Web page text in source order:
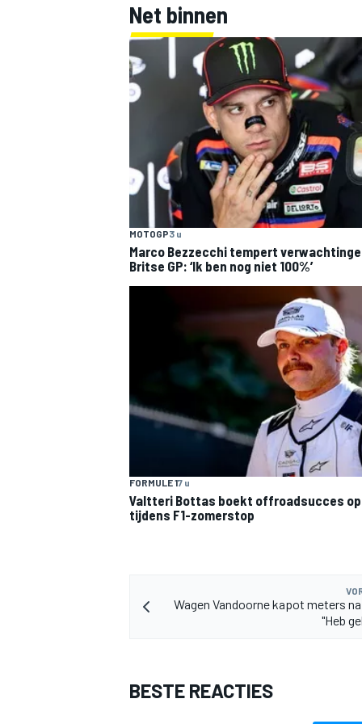
MEER RACEKLASSEN
Net binnen
MOTOGP3 u
Marco Bezzecchi tempert
Britse GP: ‘Ik ben nog niet 100%’
FORMULE 17 u
Valtteri Bottas boekt offroadsucces
tijdens F1-zomerstop
Wagen Vandoorne kapot meters
"Heb
BESTE REACTIES